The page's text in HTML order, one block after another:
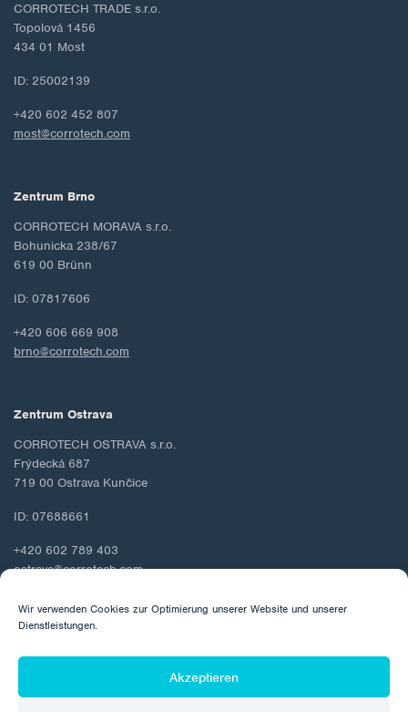
Wir verwenden Cookies zur Optimierung unserer Website und unserer
Dienstleistungen.
Akzeptieren
CORROTECH TRADE s.r.o.
Topolová 1456
434 01 Most
ID: 25002139
+420 602 452 807
most@corrotech.com
Zentrum Brno
CORROTECH MORAVA s.r.o.
Bohunicka 238/67
619 00 Brünn
ID: 07817606
+420 606 669 908
brno@corrotech.com
Zentrum Ostrava
CORROTECH OSTRAVA s.r.o.
Frýdecká 687
719 00 Ostrava Kunčice
ID: 07688661
+420 602 789 403
ostrava@corrotech.com
© 2026 Corrotech